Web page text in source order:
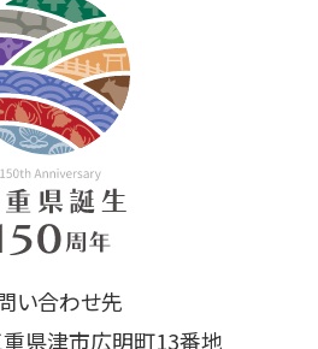
い合わせ先
県津市広明町13番地